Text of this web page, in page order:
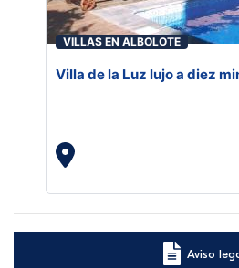
VILLAS EN ALBOLOTE
Villa de la Luz lujo a diez
Aviso